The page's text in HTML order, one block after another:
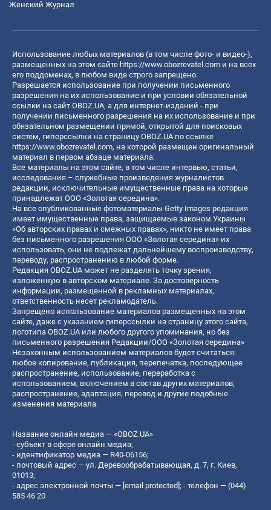
Женский Журнал
Использование любых материалов (в том числе фото- и видео-),
размещенных на этом сайте https://www.obozrevatel.com и на всех
его поддоменах, в любом виде строго запрещено.
Разрешается использование при получении письменного
разрешения на их использование и при условии обязательной
ссылки на сайт OBOZ.UA, а для интернет-изданий - при
получении письменного разрешения на их использование и при
обязательном размещении прямой, открытой для поисковых
систем, гиперссылки на страницу OBOZ.UA по ссылке
https://www.obozrevatel.com, на которой размещен оригинальный
материал в первом абзаце материала.
Все материалы на этом сайте, в том числе интервью, статьи,
исследования – служебные произведения журналистов
редакции, исключительные имущественные права на которые
принадлежат ООО «Золотая середина».
На все опубликованные фотоматериалы Getty Images редакция
имеет имущественные права, защищаемые законом Украины
«Об авторских правах и смежных правах», никто не имеет права
без письменного разрешения ООО «Золотая середина» их
использовать, они не подлежат дальнейшему воспроизводству,
переводу, распространению в любой форме.
Редакция OBOZ.UA может не разделять точку зрения,
изложенную в авторском материале. За достоверность
информации, размещенной в рекламных материалах,
ответственность несет рекламодатель.
Запрещено использование материалов размещенных на этом
сайте, даже с указанием гиперссылки на страницу этого сайта,
логотипа OBOZ.UA или любого другого упоминания, но без
письменного разрешения Редакции/ООО «Золотая середина»
Незаконным использованием материалов будет считаться:
любое копирование, публикация, перепечатка, последующее
распространение, использование, переработка с
использованием, включением в состав других материалов,
распространение, адаптация, перевод и другие подобные
изменения материала.
Название онлайн медиа — «OBOZ.UA»
- субъект в сфере онлайн медиа;
- идентификатор медиа — R40-06156;
- почтовый адрес — ул. Деревообрабатывающая, д. 7, г. Киев,
01013;
- адрес электронной почты — [email protected]; - телефон — (044)
585 46 20